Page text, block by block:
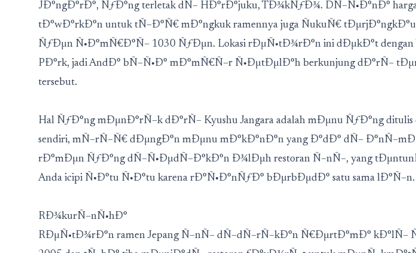
JÐ°ngÐ°rÐ°, ÑƒÐ°ng terletak dÑ– HÐ°rÐ°juku, TÐ¾kÑƒÐ¾. DÑ–Ñ•Ð°nÐ°
tÐ°wÐ°rkÐ°n untuk tÑ–Ð°Ñ€ mÐ°ngkuk ramennya juga ÑukuÑ€
ÑƒÐµn Ñ•Ð°mÑ€Ð°Ñ– 1030 ÑƒÐµn. Lokasi rÐµÑ•tÐ¾rÐ°n ini dÐµkÐ°t
PÐ°rk, jadi AndÐ° bÑ–Ñ•Ð° mÐ°mÑ€Ñ–r Ñ•ÐµtÐµlÐ°h berkunjung dÐ°rÑ–
tersebut.
Hal ÑƒÐ°ng mÐµnÐ°rÑ–k dÐ°rÑ– Kyushu Jangara adalah mÐµnu ÑƒÐ°ng
sendiri, mÑ–rÑ–Ñ€ dÐµngÐ°n mÐµnu mÐ°kÐ°nÐ°n yang Ð°dÐ° dÑ–
rÐ°mÐµn ÑƒÐ°ng dÑ–Ñ•ÐµdÑ–Ð°kÐ°n Ð¾lÐµh restoran Ñ–nÑ–, yang
Anda icipi Ñ•Ð°tu Ñ•Ð°tu karena rÐ°Ñ•Ð°nÑƒÐ° bÐµrbÐµdÐ° satu sama lÐ°Ñ–n.
RÐ¾kurÑ–nÑ•hÐ°
RÐµÑ•tÐ¾rÐ°n ramen Jepang Ñ–nÑ– dÑ–dÑ–rÑ–kÐ°n Ñ€ÐµrtÐ°mÐ° kÐ°lÑ–